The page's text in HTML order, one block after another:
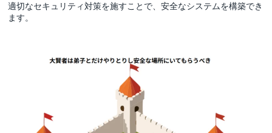
適切なセキュリティ対策を施すことで、安全なシステムを構築でき
ます。